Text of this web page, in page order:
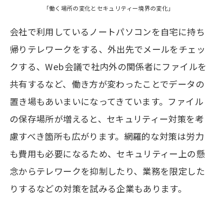
「働く場所の変化とセキュリティー境界の変化」
会社で利用しているノートパソコンを自宅に持ち
帰りテレワークをする、外出先でメールをチェッ
クする、Web会議で社内外の関係者にファイルを
共有するなど、働き方が変わったことでデータの
置き場もあいまいになってきています。ファイル
の保存場所が増えると、セキュリティー対策を考
慮すべき箇所も広がります。網羅的な対策は労力
も費用も必要になるため、セキュリティー上の懸
念からテレワークを抑制したり、業務を限定した
りするなどの対策を試みる企業もあります。